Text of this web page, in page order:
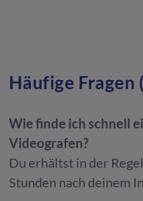
Häufige Fragen
Wie finde ich schnell
Videografen?
Du erhältst in der
Stunden nach deinem